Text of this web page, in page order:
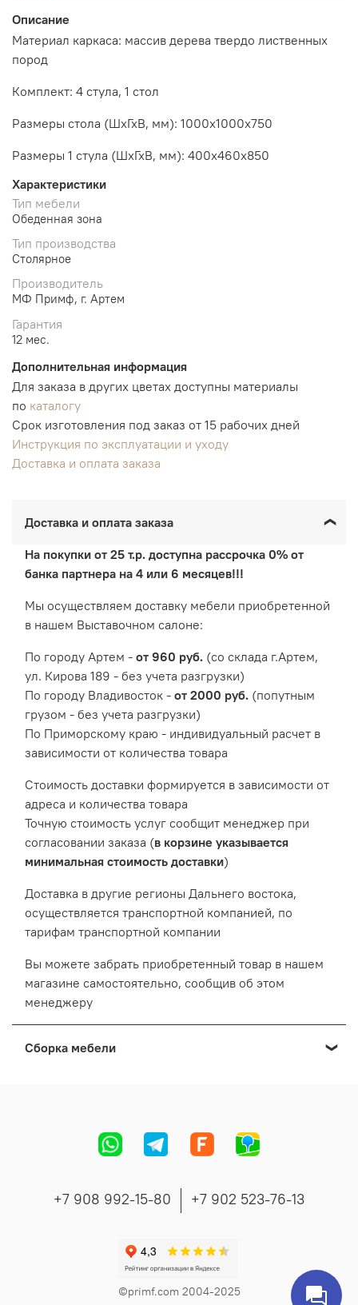
Описание
Материал каркаса: массив дерева твердо лиственных
пород
Комплект: 4 стула, 1 стол
Размеры стола (ШхГхВ, мм): 1000х1000х750
Размеры 1 стула (ШхГхВ, мм): 400х460х850
Характеристики
Тип мебели
Обеденная зона
Тип производства
Столярное
Производитель
МФ Примф, г. Артем
Гарантия
12 мес.
Дополнительная информация
Для заказа в других цветах доступны материалы
по каталогу
Срок изготовления под заказ от 15 рабочих дней
Инструкция по эксплуатации и уходу
Доставка и оплата заказа
Доставка и оплата заказа
На покупки от 25 т.р. доступна рассрочка 0% от
банка партнера на 4 или 6 месяцев!!!
Мы осуществляем доставку мебели приобретенной
в нашем Выставочном салоне:
По городу Артем - от 960 руб. (со склада г.Артем,
ул. Кирова 189 - без учета разгрузки)
По городу Владивосток - от 2000 руб. (попутным
грузом - без учета разгрузки)
По Приморскому краю - индивидуальный расчет в
зависимости от количества товара
Cтоимость доставки формируется в зависимости от
адреса и количества товара
Точную стоимость услуг сообщит менеджер при
согласовании заказа (в корзине указывается
минимальная стоимость доставки)
Доставка в другие регионы Дальнего востока,
осуществляется транспортной компанией, по
тарифам транспортной компании
Вы можете забрать приобретенный товар в нашем
магазине самостоятельно, сообщив об этом
менеджеру
Сборка мебели
Cтоимость сборки формируется в зависимости от
адреса, вида и количества мебели.
время согласования заказа.
+7 908 992-15-80 +7 902 523-76-13
©primf.com 2004-2025